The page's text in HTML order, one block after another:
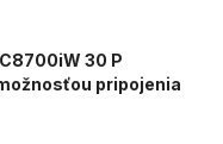
30 P
pripojenia